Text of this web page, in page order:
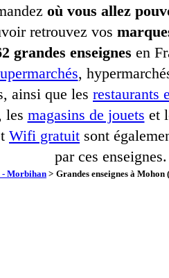
où vous allez
retrouvez vos
grandes enseignes en
,
ainsi que les restaurants
les magasins de jouets et
Wifi gratuit sont
par ces enseignes.
- Morbihan > Grandes enseignes à